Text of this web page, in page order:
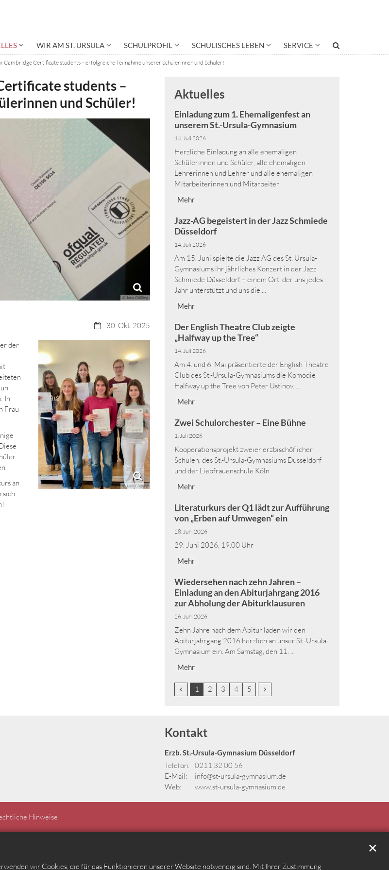
wir Cookies, die für das Funktionieren unserer Website notwendig sind. Mit Ihrer Zustimmung
✕
WIR AM ST. URSULA SCHULPROFIL SCHULISCHES LEBEN SERVICE
Cambridge Certificate students – erfolgreiche Teilnahme unserer Schülerinnen und Schüler!
students –
und Schüler!
© Jana Gößling
Datum:30. Okt. 2025
© Jana Gößling
der
In
Frau
an
sich
Aktuelles
Einladung zum 1. Ehemaligenfest an
unserem St.-Ursula-Gymnasium
14. Juli 2026
Herzliche Einladung an alle ehemaligen
Schülerinnen und Schüler, alle ehemaligen
Lehrerinnen und Lehrer und alle ehemaligen
Mitarbeiterinnen und Mitarbeiter
Mehr
Jazz-AG begeistert in der Jazz Schmiede
Düsseldorf
14. Juli 2026
Am 15. Juni spielte die Jazz AG des St. Ursula-
Gymnasiums ihr jährliches Konzert in der Jazz
Schmiede Düsseldorf – einem Ort, der uns jedes
Jahr unterstützt und uns die ...
Mehr
Der English Theatre Club zeigte
„Halfway up the Tree“
14. Juli 2026
Am 4. und 6. Mai präsentierte der English Theatre
Club des St.-Ursula-Gymnasiums die Komödie
Halfway up the Tree von Peter Ustinov. ...
Mehr
Zwei Schulorchester – Eine Bühne
1. Juli 2026
Kooperationsprojekt zweier erzbischöflicher
Schulen, des St.-Ursula-Gymnasiums Düsseldorf
und der Liebfrauenschule Köln
Mehr
Literaturkurs der Q1 lädt zur Aufführung
von „Erben auf Umwegen“ ein
28. Juni 2026
29. Juni 2026, 19.00 Uhr
Mehr
Wiedersehen nach zehn Jahren –
Einladung an den Abiturjahrgang 2016
zur Abholung der Abiturklausuren
26. Juni 2026
Zehn Jahre nach dem Abitur laden wir den
Abiturjahrgang 2016 herzlich an unser St.-Ursula-
Gymnasium ein. Am Samstag, den 11. ...
Mehr
Vorherige Seite
1 2 3 4 5 Nächste Seite
Kontakt
Erzb. St.-Ursula-Gymnasium Düsseldorf
Telefon: 0211 32 00 56
E-Mail:
info@st-ursula-gymnasium.de
Web:
www.st-ursula-gymnasium.de
Hinweise